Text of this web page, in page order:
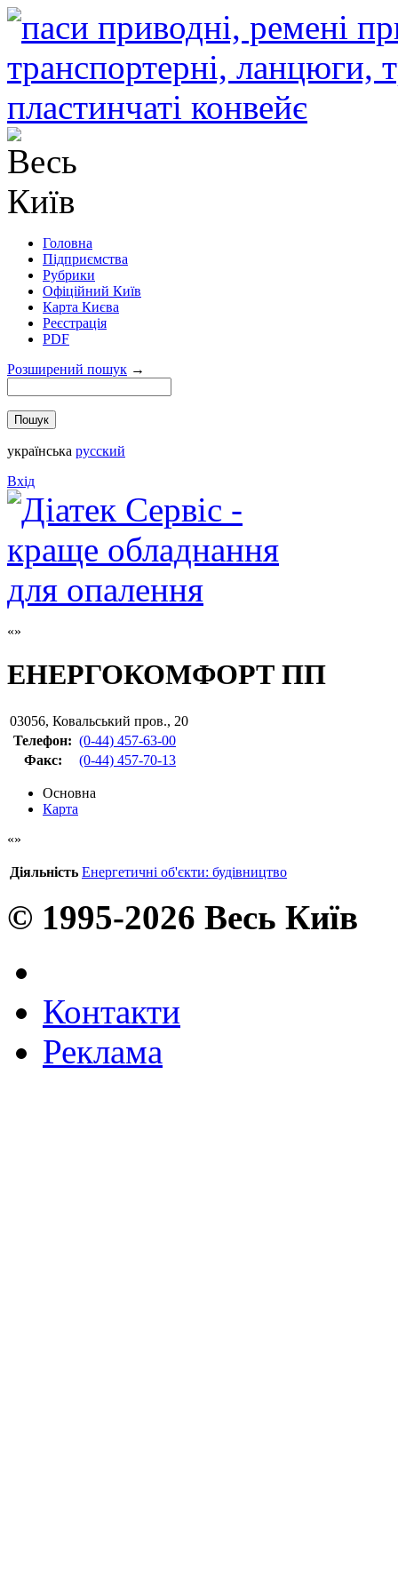
Головна
Підприємства
Рубрики
Офіційний Київ
Карта Києва
Реєстрація
PDF
Розширений пошук →
українська русский
Вхід
ЕНЕРГОКОМФОРТ ПП
03056, Ковальський пров., 20
Телефон: (0-44) 457-63-00
Факс: (0-44) 457-70-13
Основна
Карта
Діяльність Енергетичні об'єкти: будівництво
© 1995-2026 Весь Київ
Контакти
Реклама